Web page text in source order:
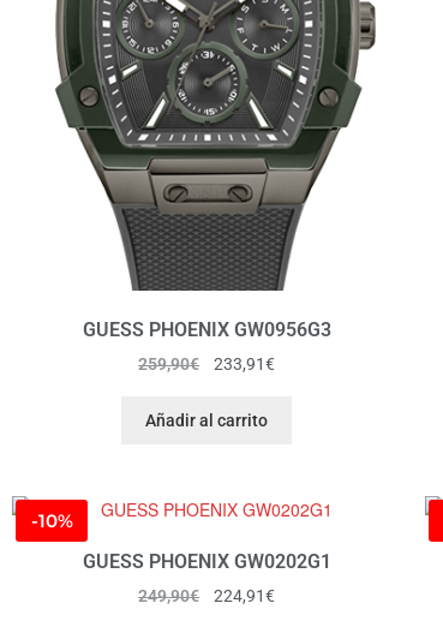
GUESS PHOENIX GW0956G3
259,90€ 233,91€
Añadir al carrito
-10%
GUESS PHOENIX GW0202G1
249,90€ 224,91€